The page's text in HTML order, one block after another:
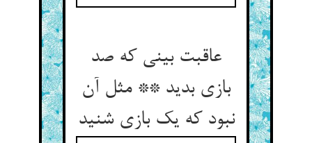
عاقبت بینی که صد
بازی بدید ** مثل آن
نبود که یک بازی شنید